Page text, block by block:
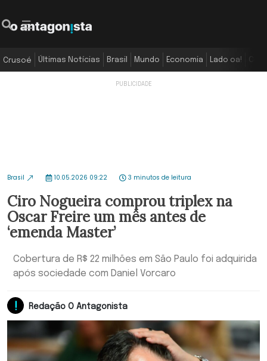
Crusoé Últimas Notícias Brasil Mundo Economia Lado oa!
Brasil 10.05.2026 09:22 3 minutos de leitura
Ciro Nogueira comprou triplex na
Oscar Freire um mês antes de
‘emenda Master’
Cobertura de R$ 22 milhões em São Paulo foi adquirida
após sociedade com Daniel Vorcaro
Redação O Antagonista